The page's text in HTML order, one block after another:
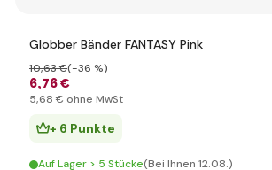
Globber Bänder FANTASY Pink
6,76 €
10,63 €(-36 %)
5,68 € ohne MwSt
+ 6 Punkte
Auf Lager > 5 Stücke(Bei Ihnen 12.08.)